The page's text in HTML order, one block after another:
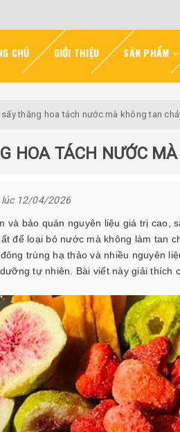
CHỦ GIỚI THIỆU SẢN PHẨM
thăng hoa tách nước mà không tan
HOA TÁCH NƯỚC
12/04/2026
và bảo quản nguyên liệu giá trị cao,
để loại bỏ nước mà không làm tan
trùng hạ thảo và nhiều nguyên
tự nhiên. Bài viết này giải thích